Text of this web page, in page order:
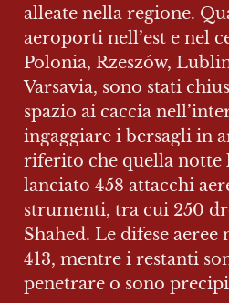
alleate nella regione.
aeroporti nell’est e nel
Polonia, Rzeszów,
Varsavia, sono stati
spazio ai caccia
ingaggiare i bersagli in
riferito che quella notte
lanciato 458 attacchi
strumenti, tra cui 250
Shahed. Le difese
413, mentre i restanti
penetrare o sono